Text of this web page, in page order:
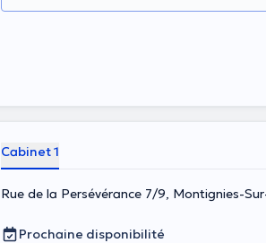
Cabinet 1
Rue de la Persévérance 7/9, Montignies-
Prochaine disponibilité